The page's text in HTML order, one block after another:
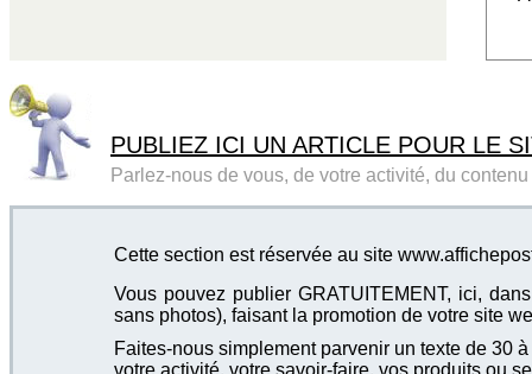
PUBLIEZ ICI UN ARTICLE POUR LE
Parlez-nous de vous, de votre activité, du
Cette section est réservée au site
Vous pouvez publier GRATUITEMENT, ici,
sans photos), faisant la promotion de votre site
Faites-nous simplement parvenir un texte de 30
votre activité, votre savoir-faire, vos produits ou